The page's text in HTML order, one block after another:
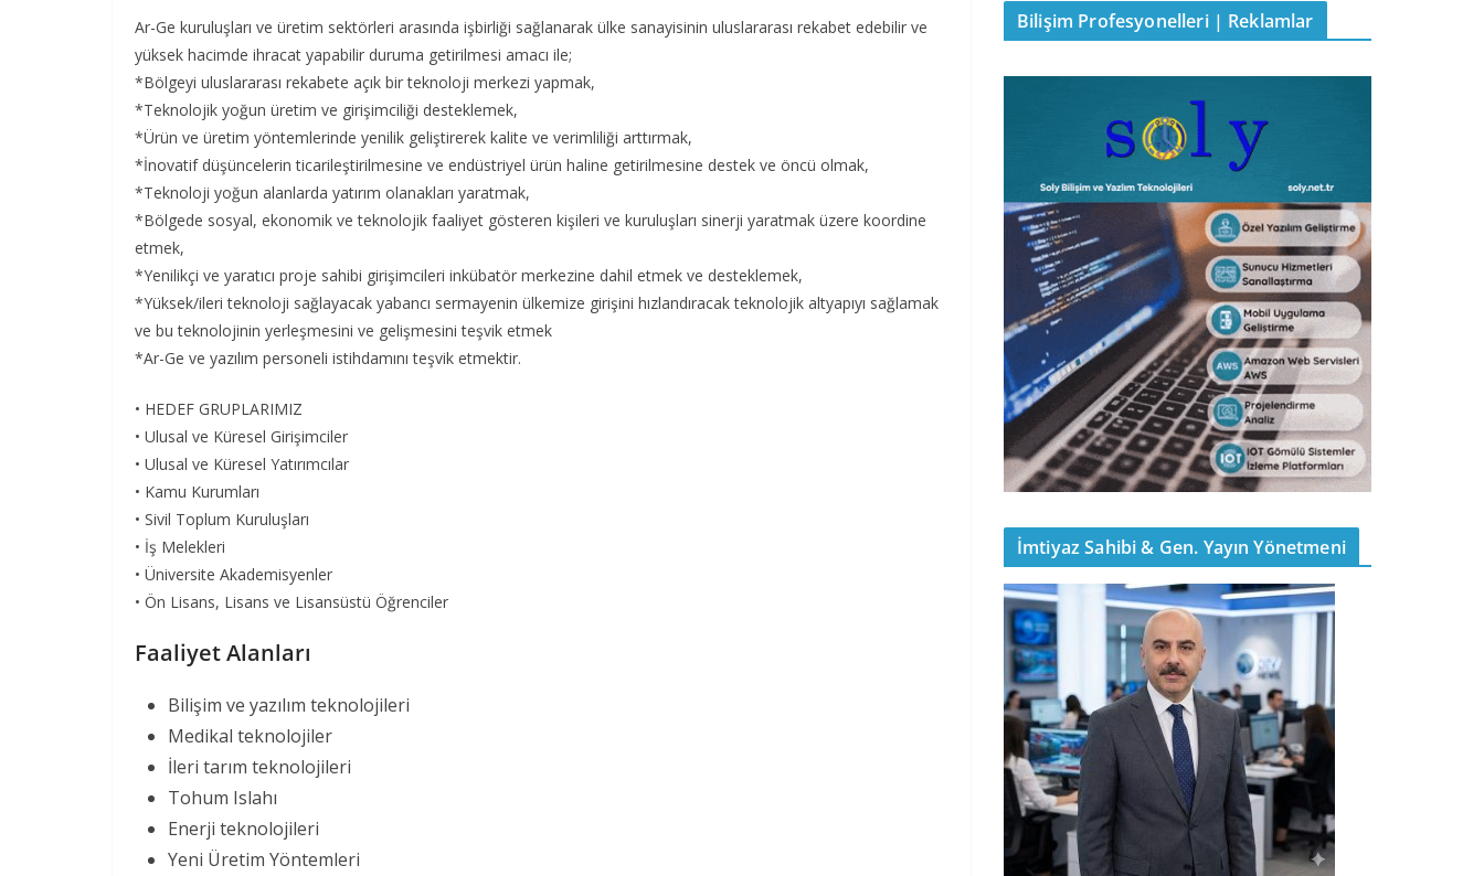
Ar-Ge kuruluşları ve üretim sektörleri arasında işbirliği sağlanarak ülke sanayisinin uluslararası rekabet edebilir ve
yüksek hacimde ihracat yapabilir duruma getirilmesi amacı ile;
*Bölgeyi uluslararası rekabete açık bir teknoloji merkezi yapmak,
*Teknolojik yoğun üretim ve girişimciliği desteklemek,
*Ürün ve üretim yöntemlerinde yenilik geliştirerek kalite ve verimliliği arttırmak,
*İnovatif düşüncelerin ticarileştirilmesine ve endüstriyel ürün haline getirilmesine destek ve öncü olmak,
*Teknoloji yoğun alanlarda yatırım olanakları yaratmak,
*Bölgede sosyal, ekonomik ve teknolojik faaliyet gösteren kişileri ve kuruluşları sinerji yaratmak üzere koordine
etmek,
*Yenilikçi ve yaratıcı proje sahibi girişimcileri inkübatör merkezine dahil etmek ve desteklemek,
*Yüksek/ileri teknoloji sağlayacak yabancı sermayenin ülkemize girişini hızlandıracak teknolojik altyapıyı sağlamak
ve bu teknolojinin yerleşmesini ve gelişmesini teşvik etmek
*Ar-Ge ve yazılım personeli istihdamını teşvik etmektir.
• HEDEF GRUPLARIMIZ
• Ulusal ve Küresel Girişimciler
• Ulusal ve Küresel Yatırımcılar
• Kamu Kurumları
• Sivil Toplum Kuruluşları
• İş Melekleri
• Üniversite Akademisyenler
• Ön Lisans, Lisans ve Lisansüstü Öğrenciler
Faaliyet Alanları
Bilişim ve yazılım teknolojileri
Medikal teknolojiler
İleri tarım teknolojileri
Tohum Islahı
Enerji teknolojileri
Yeni Üretim Yöntemleri
Bilişim Profesyonelleri | Reklamlar
İmtiyaz Sahibi & Gen. Yayın Yönetmeni